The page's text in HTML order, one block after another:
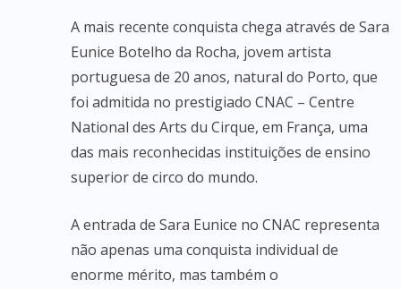
A mais recente conquista chega através de Sara
Eunice Botelho da Rocha, jovem artista
portuguesa de 20 anos, natural do Porto, que
foi admitida no prestigiado CNAC – Centre
National des Arts du Cirque, em França, uma
das mais reconhecidas instituições de ensino
superior de circo do mundo.
A entrada de Sara Eunice no CNAC representa
não apenas uma conquista individual de
enorme mérito, mas também o